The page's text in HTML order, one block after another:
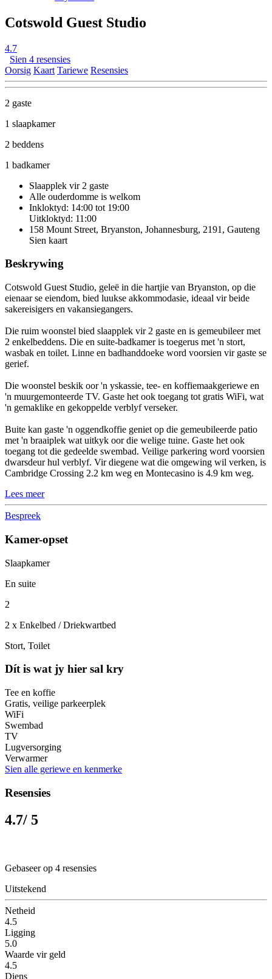
Cotswold Guest Studio
4.7
Sien 4 resensies
Oorsig Kaart Tariewe Resensies
2 gaste
1 slaapkamer
2 beddens
1 badkamer
Slaapplek vir 2 gaste
Alle ouderdomme is welkom
Inkloktyd: 14:00 tot 19:00
Uitkloktyd: 11:00
158 Mount Street, Bryanston, Johannesburg, 2191, Gauteng
Sien kaart
Beskrywing
Cotswold Guest Studio, geleë in die hartjie van Bryanston, op die
eienaar se eiendom, bied luukse akkommodasie, ideaal vir beide
sakereisigers en vakansiegangers.
Die ruim woonstel bied slaapplek vir 2 gaste en is gemeubileer met
2 enkelbeddens. Die en suite-badkamer is toegerus met 'n stort,
wasbak en toilet. Linne en badhanddoeke word voorsien vir gaste se
gerief.
Die woonstel beskik oor 'n yskassie, tee- en koffiemaakgeriewe en
'n muurgemonteerde TV. Gaste het ook toegang tot gratis WiFi, wat
'n gemaklike en gekoppelde verblyf verseker.
Buite kan gaste 'n oggendkoffie geniet op die gemeubileerde patio
met 'n braaiplek wat uitkyk oor die welige tuine. Gaste het ook
toegang tot die gedeelde swembad. Veilige parkering word voorsien
dwarsdeur hul verblyf. Vir diegene wat die omgewing wil verken, is
Cambridge Crossing 2.2 km weg en Montecasino is 4.9 km weg.
Lees meer
Bespreek
Kamer-opset
Slaapkamer
En suite
2
2 x Enkelbed / Driekwartbed
Stort, Toilet
Dít is wat jy hier sal kry
Tee en koffie
Gratis, veilige parkeerplek
WiFi
Swembad
TV
Lugversorging
Verwarmer
Sien alle geriewe en kenmerke
Resensies
4.7/ 5
Gebaseer op 4 resensies
Uitstekend
Netheid
4.5
Ligging
5.0
Waarde vir geld
4.5
Diens